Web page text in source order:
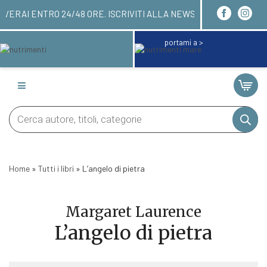
LI RICEVERAI ENTRO 24/48 ORE. ISCRIVITI
portami a >
Products
search
Home » Tutti i libri » L’angelo di pietra
Margaret Laurence
L’angelo di pietra